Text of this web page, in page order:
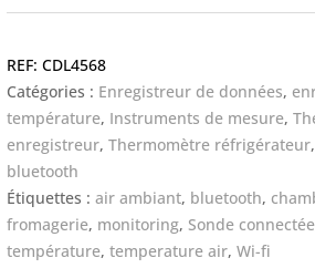
PRO
capteur
température
-
IP68-
69K
-
bluetooth,
option
CDL4568
Catégories : Enregistreur de données,
température, Instruments de mesure,
enregistreur, Thermomètre réfrigérateur,
bluetooth
Étiquettes : air ambiant, bluetooth,
fromagerie, monitoring, Sonde connectée
température, temperature air, Wi-fi